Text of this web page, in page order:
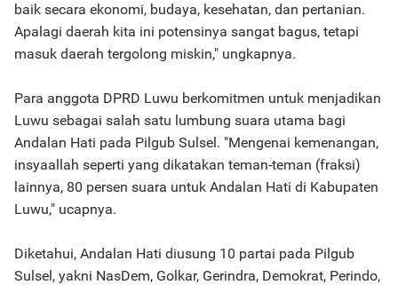
baik secara ekonomi, budaya, kesehatan, dan pertanian.
Apalagi daerah kita ini potensinya sangat bagus, tetapi
masuk daerah tergolong miskin," ungkapnya.
Para anggota DPRD Luwu berkomitmen untuk menjadikan
Luwu sebagai salah satu lumbung suara utama bagi
Andalan Hati pada Pilgub Sulsel. "Mengenai kemenangan,
insyaallah seperti yang dikatakan teman-teman (fraksi)
lainnya, 80 persen suara untuk Andalan Hati di Kabupaten
Luwu," ucapnya.
Diketahui, Andalan Hati diusung 10 partai pada Pilgub
Sulsel, yakni NasDem, Golkar, Gerindra, Demokrat, Perindo,